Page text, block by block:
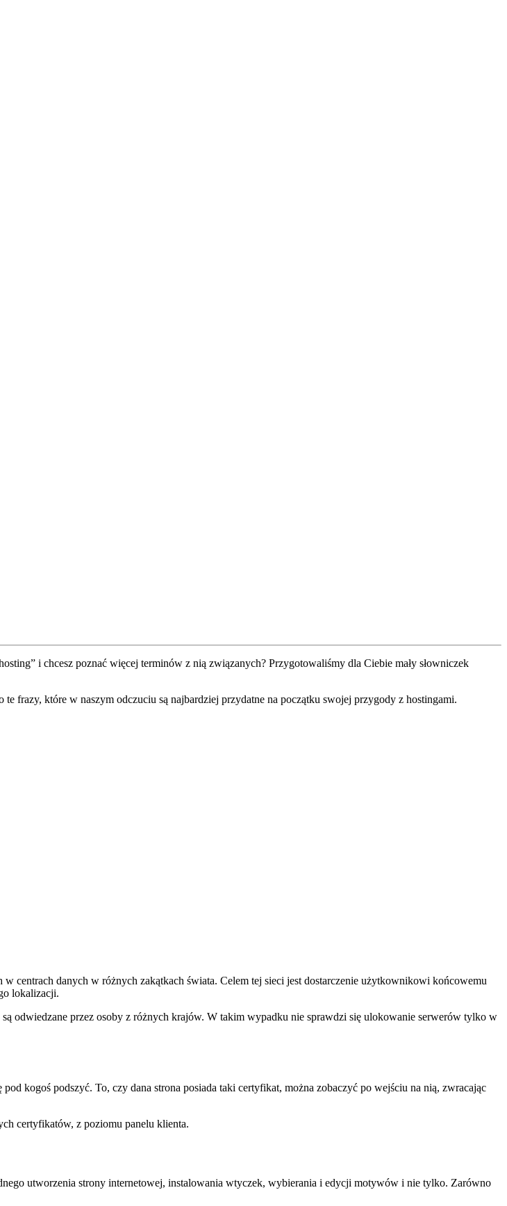
i chcesz poznać więcej terminów z nią związanych? Przygotowaliśmy dla Ciebie mały słowniczek
frazy, które w naszym odczuciu są najbardziej przydatne na początku swojej przygody z hostingami.
centrach danych w różnych zakątkach świata. Celem tej sieci jest dostarczenie użytkownikowi końcowemu
lokalizacji.
odwiedzane przez osoby z różnych krajów. W takim wypadku nie sprawdzi się ulokowanie serwerów tylko w
kogoś podszyć. To, czy dana strona posiada taki certyfikat, można zobaczyć po wejściu na nią, zwracając
certyfikatów, z poziomu panelu klienta.
utworzenia strony internetowej, instalowania wtyczek, wybierania i edycji motywów i nie tylko. Zarówno